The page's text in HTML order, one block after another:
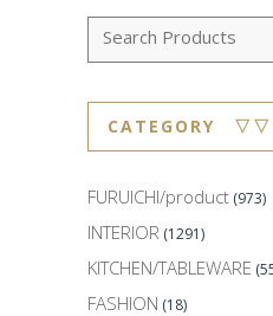
CATEGORY ▽▽
FURUICHI/product (973)
INTERIOR (1291)
KITCHEN/TABLEWARE
FASHION (18)